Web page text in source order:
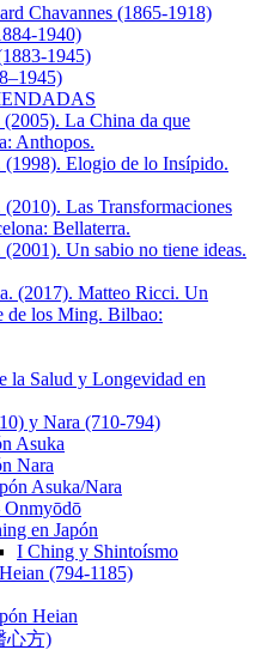
Chavannes (1865-1918)
1940)
1945)
(2005). La China da que
Anthopos.
(1998). Elogio de lo Insípido.
Las Transformaciones
Bellaterra.
Un sabio no tiene ideas.
(2017). Matteo Ricci. Un
de los Ming. Bilbao:
la Salud y Longevidad en
y Nara (710-794)
Asuka
Nara
Asuka/Nara
Onmyōdō
en Japón
I Ching y Shintoísmo
(794-1185)
Heian
心方)